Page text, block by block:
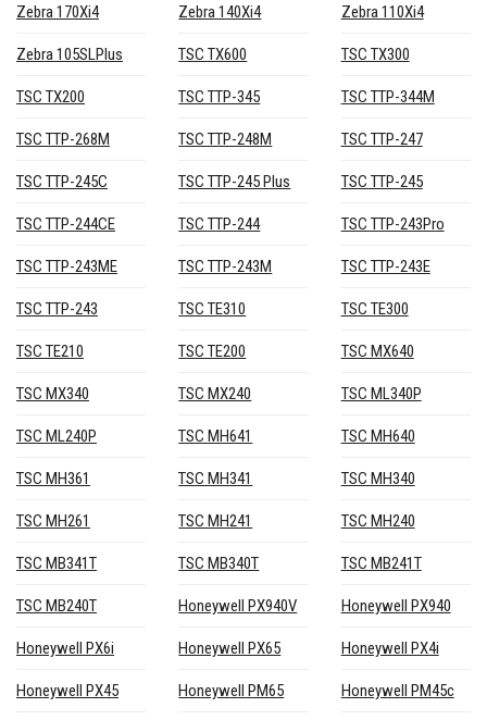
Zebra 170Xi4 Zebra 140Xi4 Zebra 110Xi4
Zebra 105SLPlus TSC TX600 TSC TX300
TSC TX200 TSC TTP-345 TSC TTP-344M
TSC TTP-268M TSC TTP-248M TSC TTP-247
TSC TTP-245C TSC TTP-245 Plus TSC TTP-245
TSC TTP-244CE TSC TTP-244 TSC TTP-243Pro
TSC TTP-243ME TSC TTP-243M TSC TTP-243E
TSC TTP-243 TSC TE310 TSC TE300
TSC TE210 TSC TE200 TSC MX640
TSC MX340 TSC MX240 TSC ML340P
TSC ML240P TSC MH641 TSC MH640
TSC MH361 TSC MH341 TSC MH340
TSC MH261 TSC MH241 TSC MH240
TSC MB341T TSC MB340T TSC MB241T
TSC MB240T Honeywell PX940V Honeywell PX940
Honeywell PX6i Honeywell PX65 Honeywell PX4i
Honeywell PX45 Honeywell PM65 Honeywell PM45c